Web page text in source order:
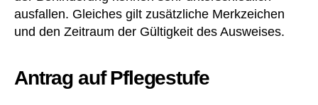
ausfallen. Gleiches gilt zusätzliche Merkzeichen
und den Zeitraum der Gültigkeit des Ausweises.
Antrag auf Pflegestufe
e
p
,
hi
ht
e,
ta